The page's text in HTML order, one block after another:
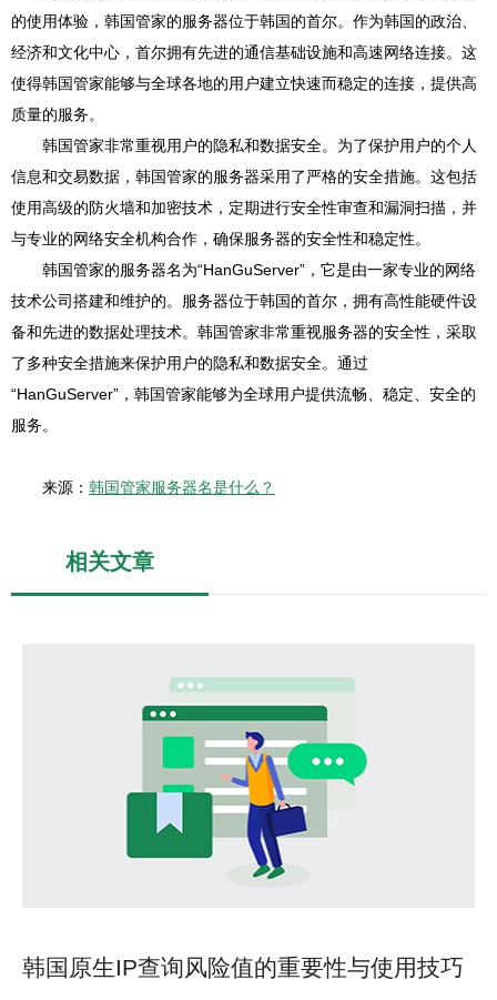
的使用体验，韩国管家的服务器位于韩国的首尔。作为韩国的政治、
经济和文化中心，首尔拥有先进的通信基础设施和高速网络连接。这
使得韩国管家能够与全球各地的用户建立快速而稳定的连接，提供高
质量的服务。
韩国管家非常重视用户的隐私和数据安全。为了保护用户的个人
信息和交易数据，韩国管家的服务器采用了严格的安全措施。这包括
使用高级的防火墙和加密技术，定期进行安全性审查和漏洞扫描，并
与专业的网络安全机构合作，确保服务器的安全性和稳定性。
韩国管家的服务器名为“HanGuServer”，它是由一家专业的网络
技术公司搭建和维护的。服务器位于韩国的首尔，拥有高性能硬件设
备和先进的数据处理技术。韩国管家非常重视服务器的安全性，采取
了多种安全措施来保护用户的隐私和数据安全。通过
“HanGuServer”，韩国管家能够为全球用户提供流畅、稳定、安全的
服务。
来源： 韩国管家服务器名是什么？
相关文章
韩国原生IP查询风险值的重要性与使用技巧